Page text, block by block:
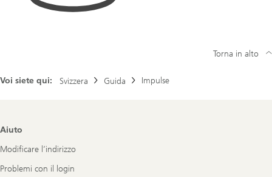
Voi siete qui: Svizzera Guida Impulse
Torna in alto
Footer
Aiuto
Modificare l’indirizzo
Problemi con il login